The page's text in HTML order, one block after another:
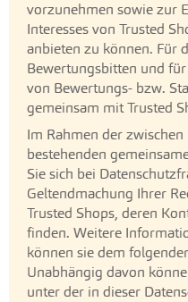
vorzunehmen sowie zur
Interesses von Trusted
anbieten zu können. Für
Bewertungsbitten und
von Bewertungs- bzw.
gemeinsam mit Trusted
Im Rahmen der
bestehenden
Sie sich bei
Geltendmachung Ihrer
Trusted Shops, deren
finden. Weitere
können sie dem
Unabhängig davon
unter der in dieser